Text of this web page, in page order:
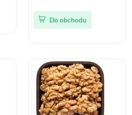
Do obchodu